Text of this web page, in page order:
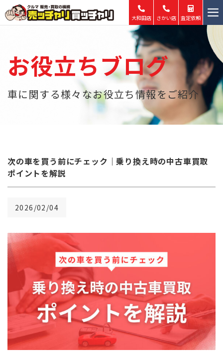
買取
販売
最新買取事例
会社概要
県内最高値買取に挑戦！
今すぐ無料査定依頼！
大和田店 さかい店 査定依頼
お役立ちブログ
車に関する様々なお役立ち情報をご紹介
次の車を買う前にチェック｜乗り換え時の中古車買取
ポイントを解説
2026/02/04